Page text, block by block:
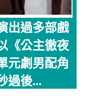
出過多部戲
《公主徹夜
元劇男配角
過後...